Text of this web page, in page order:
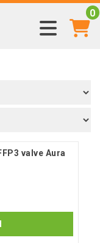
0
valve Aura